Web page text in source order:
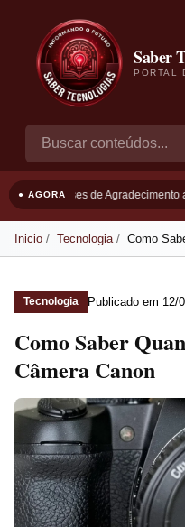
Saber
PORTAL
● AGORAFrases de Agradecimento
Inicio Tecnologia Como
Tecnologia Publicado em 12/
Como Saber
Câmera Canon